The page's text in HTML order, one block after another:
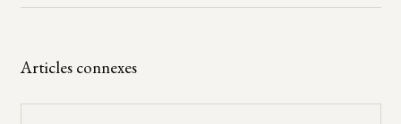
Articles connexes